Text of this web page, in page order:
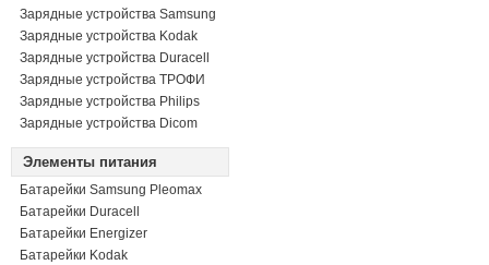
Зарядные устройства Samsung
Зарядные устройства Kodak
Зарядные устройства Duracell
Зарядные устройства ТРОФИ
Зарядные устройства Philips
Зарядные устройства Dicom
Элементы питания
Батарейки Samsung Pleomax
Батарейки Duracell
Батарейки Energizer
Батарейки Kodak